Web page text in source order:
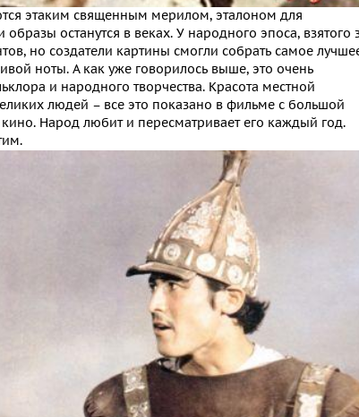
этаким священным мерилом, эталоном для
останутся в веках. У народного эпоса, взятого
но создатели картины смогли собрать самое
ноты. А как уже говорилось выше, это очень
и народного творчества. Красота местной
людей – все это показано в фильме с большой
Народ любит и пересматривает его каждый год.